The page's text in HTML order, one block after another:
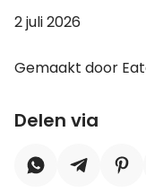
2 juli 2026
Gemaakt door
Delen via